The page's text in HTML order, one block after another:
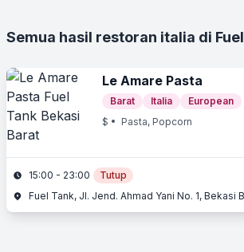
Semua hasil restoran italia di
Le Amare Pasta
Barat Italia
European
$ • Pasta, Popcorn
15:00 - 23:00
Tutup